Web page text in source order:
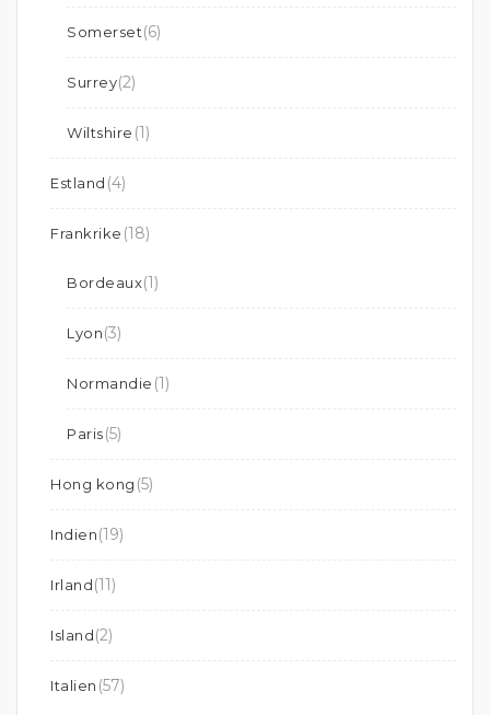
Somerset(6)
Surrey(2)
Wiltshire (1)
Estland (4)
Frankrike (18)
Bordeaux(1)
Lyon(3)
Normandie (1)
Paris(5)
Hong kong (5)
Indien(19)
Irland(11)
Island(2)
Italien (57)